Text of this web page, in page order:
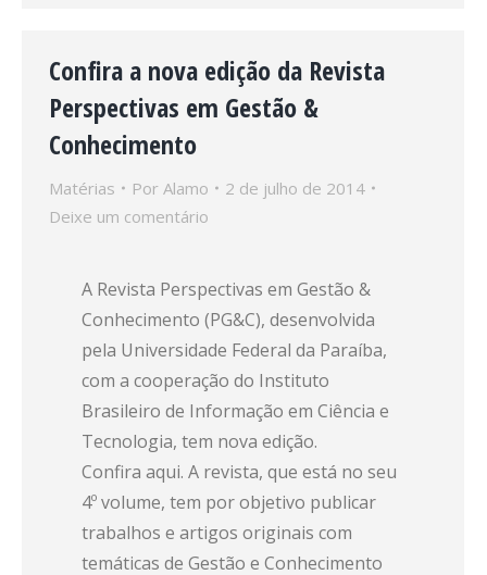
Confira a nova edição da Revista
Perspectivas em Gestão &
Conhecimento
Matérias Por Alamo
2 de julho de 2014
Deixe um comentário
A Revista Perspectivas em Gestão &
Conhecimento (PG&C), desenvolvida
pela Universidade Federal da Paraíba,
com a cooperação do Instituto
Brasileiro de Informação em Ciência e
Tecnologia, tem nova edição.
Confira aqui. A revista, que está no seu
4º volume, tem por objetivo publicar
trabalhos e artigos originais com
temáticas de Gestão e Conhecimento